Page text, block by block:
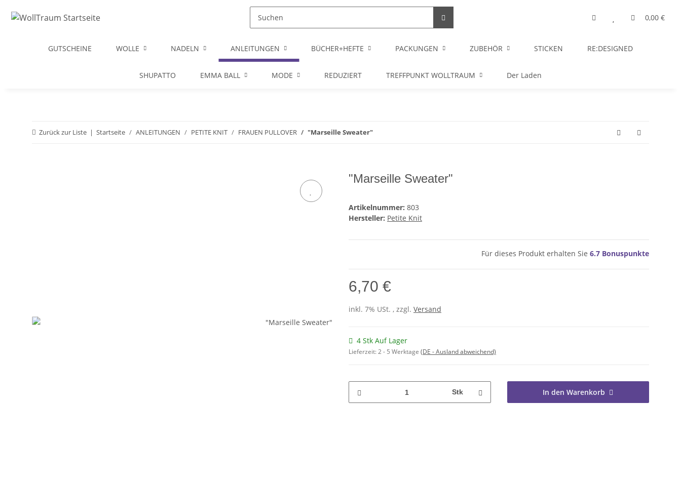
0,00 €
GUTSCHEINE WOLLE NADELN ANLEITUNGEN BÜCHER+HEFTE PACKUNGEN ZUBEHÖR STICKEN RE:DESIGNED
SHUPATTO EMMA BALL MODE REDUZIERT TREFFPUNKT WOLLTRAUM Der Laden
Zurück zur Liste Startseite ANLEITUNGEN PETITE KNIT FRAUEN PULLOVER "Marseille Sweater"
"Marseille Sweater"
Artikelnummer: 803
Hersteller: Petite Knit
Für dieses Produkt erhalten Sie 6.7 Bonuspunkte
6,70 €
inkl. 7% USt. , zzgl. Versand
4 Stk Auf Lager
Lieferzeit:2 - 5 Werktage (DE - Ausland abweichend)
Stk In den Warenkorb